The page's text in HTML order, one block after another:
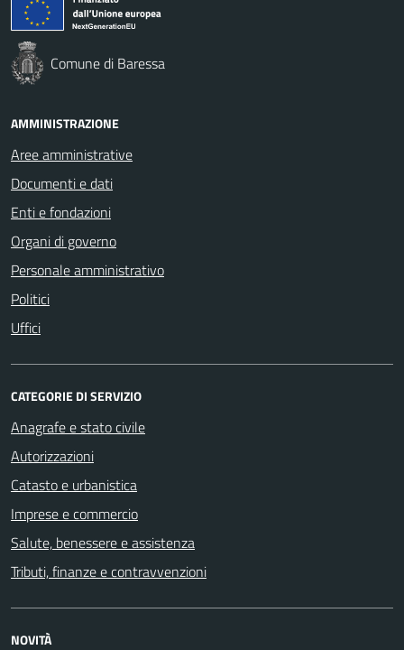
Comune di Baressa
AMMINISTRAZIONE
Aree amministrative
Documenti e dati
Enti e fondazioni
Organi di governo
Personale amministrativo
Politici
Uffici
CATEGORIE DI SERVIZIO
Anagrafe e stato civile
Autorizzazioni
Catasto e urbanistica
Imprese e commercio
Salute, benessere e assistenza
Tributi, finanze e contravvenzioni
NOVITÀ